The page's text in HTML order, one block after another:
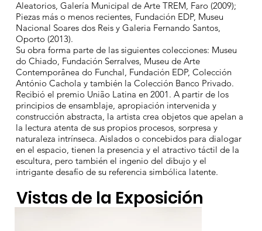
Vistas de la Exposición
Aleatorios, Galería Municipal de Arte TREM, Faro (2009);
Piezas más o menos recientes, Fundación EDP, Museu
Nacional Soares dos Reis y Galeria Fernando Santos,
Oporto (2013).
Su obra forma parte de las siguientes colecciones: Museu
do Chiado, Fundación Serralves, Museu de Arte
Contemporânea do Funchal, Fundación EDP, Colección
António Cachola y también la Colección Banco Privado.
Recibió el premio União Latina en 2001. A partir de los
principios de ensamblaje, apropiación intervenida y
construcción abstracta, la artista crea objetos que apelan a
la lectura atenta de sus propios procesos, sorpresa y
naturaleza intrínseca. Aislados o concebidos para dialogar
en el espacio, tienen la presencia y el atractivo táctil de la
escultura, pero también el ingenio del dibujo y el
intrigante desafío de su referencia simbólica latente.